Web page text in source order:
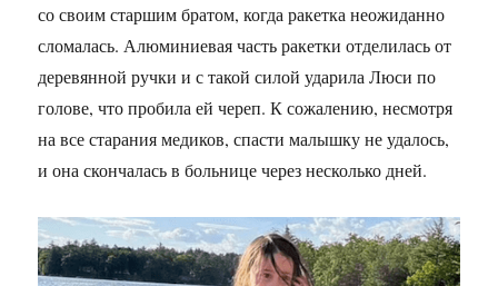
со своим старшим братом, когда ракетка неожиданно
сломалась. Алюминиевая часть ракетки отделилась от
деревянной ручки и с такой силой ударила Люси по
голове, что пробила ей череп. К сожалению, несмотря
на все старания медиков, спасти малышку не удалось,
и она скончалась в больнице через несколько дней.